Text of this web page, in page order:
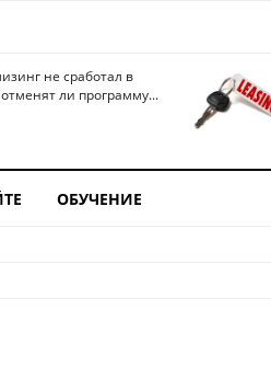
не сработал в
ли программу...
ОБУЧЕНИЕ